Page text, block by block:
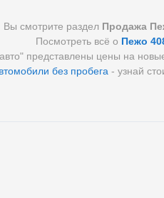
Вы смотрите раздел Продажа
Посмотреть всё о Пежо
представлены цены на
без пробега - узнай